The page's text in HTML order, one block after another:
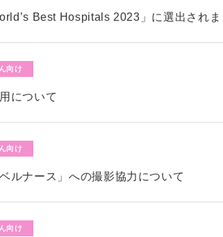
Best Hospitals 2023」に選出されま
向け
について
向け
ルナース」への撮影協力について
向け